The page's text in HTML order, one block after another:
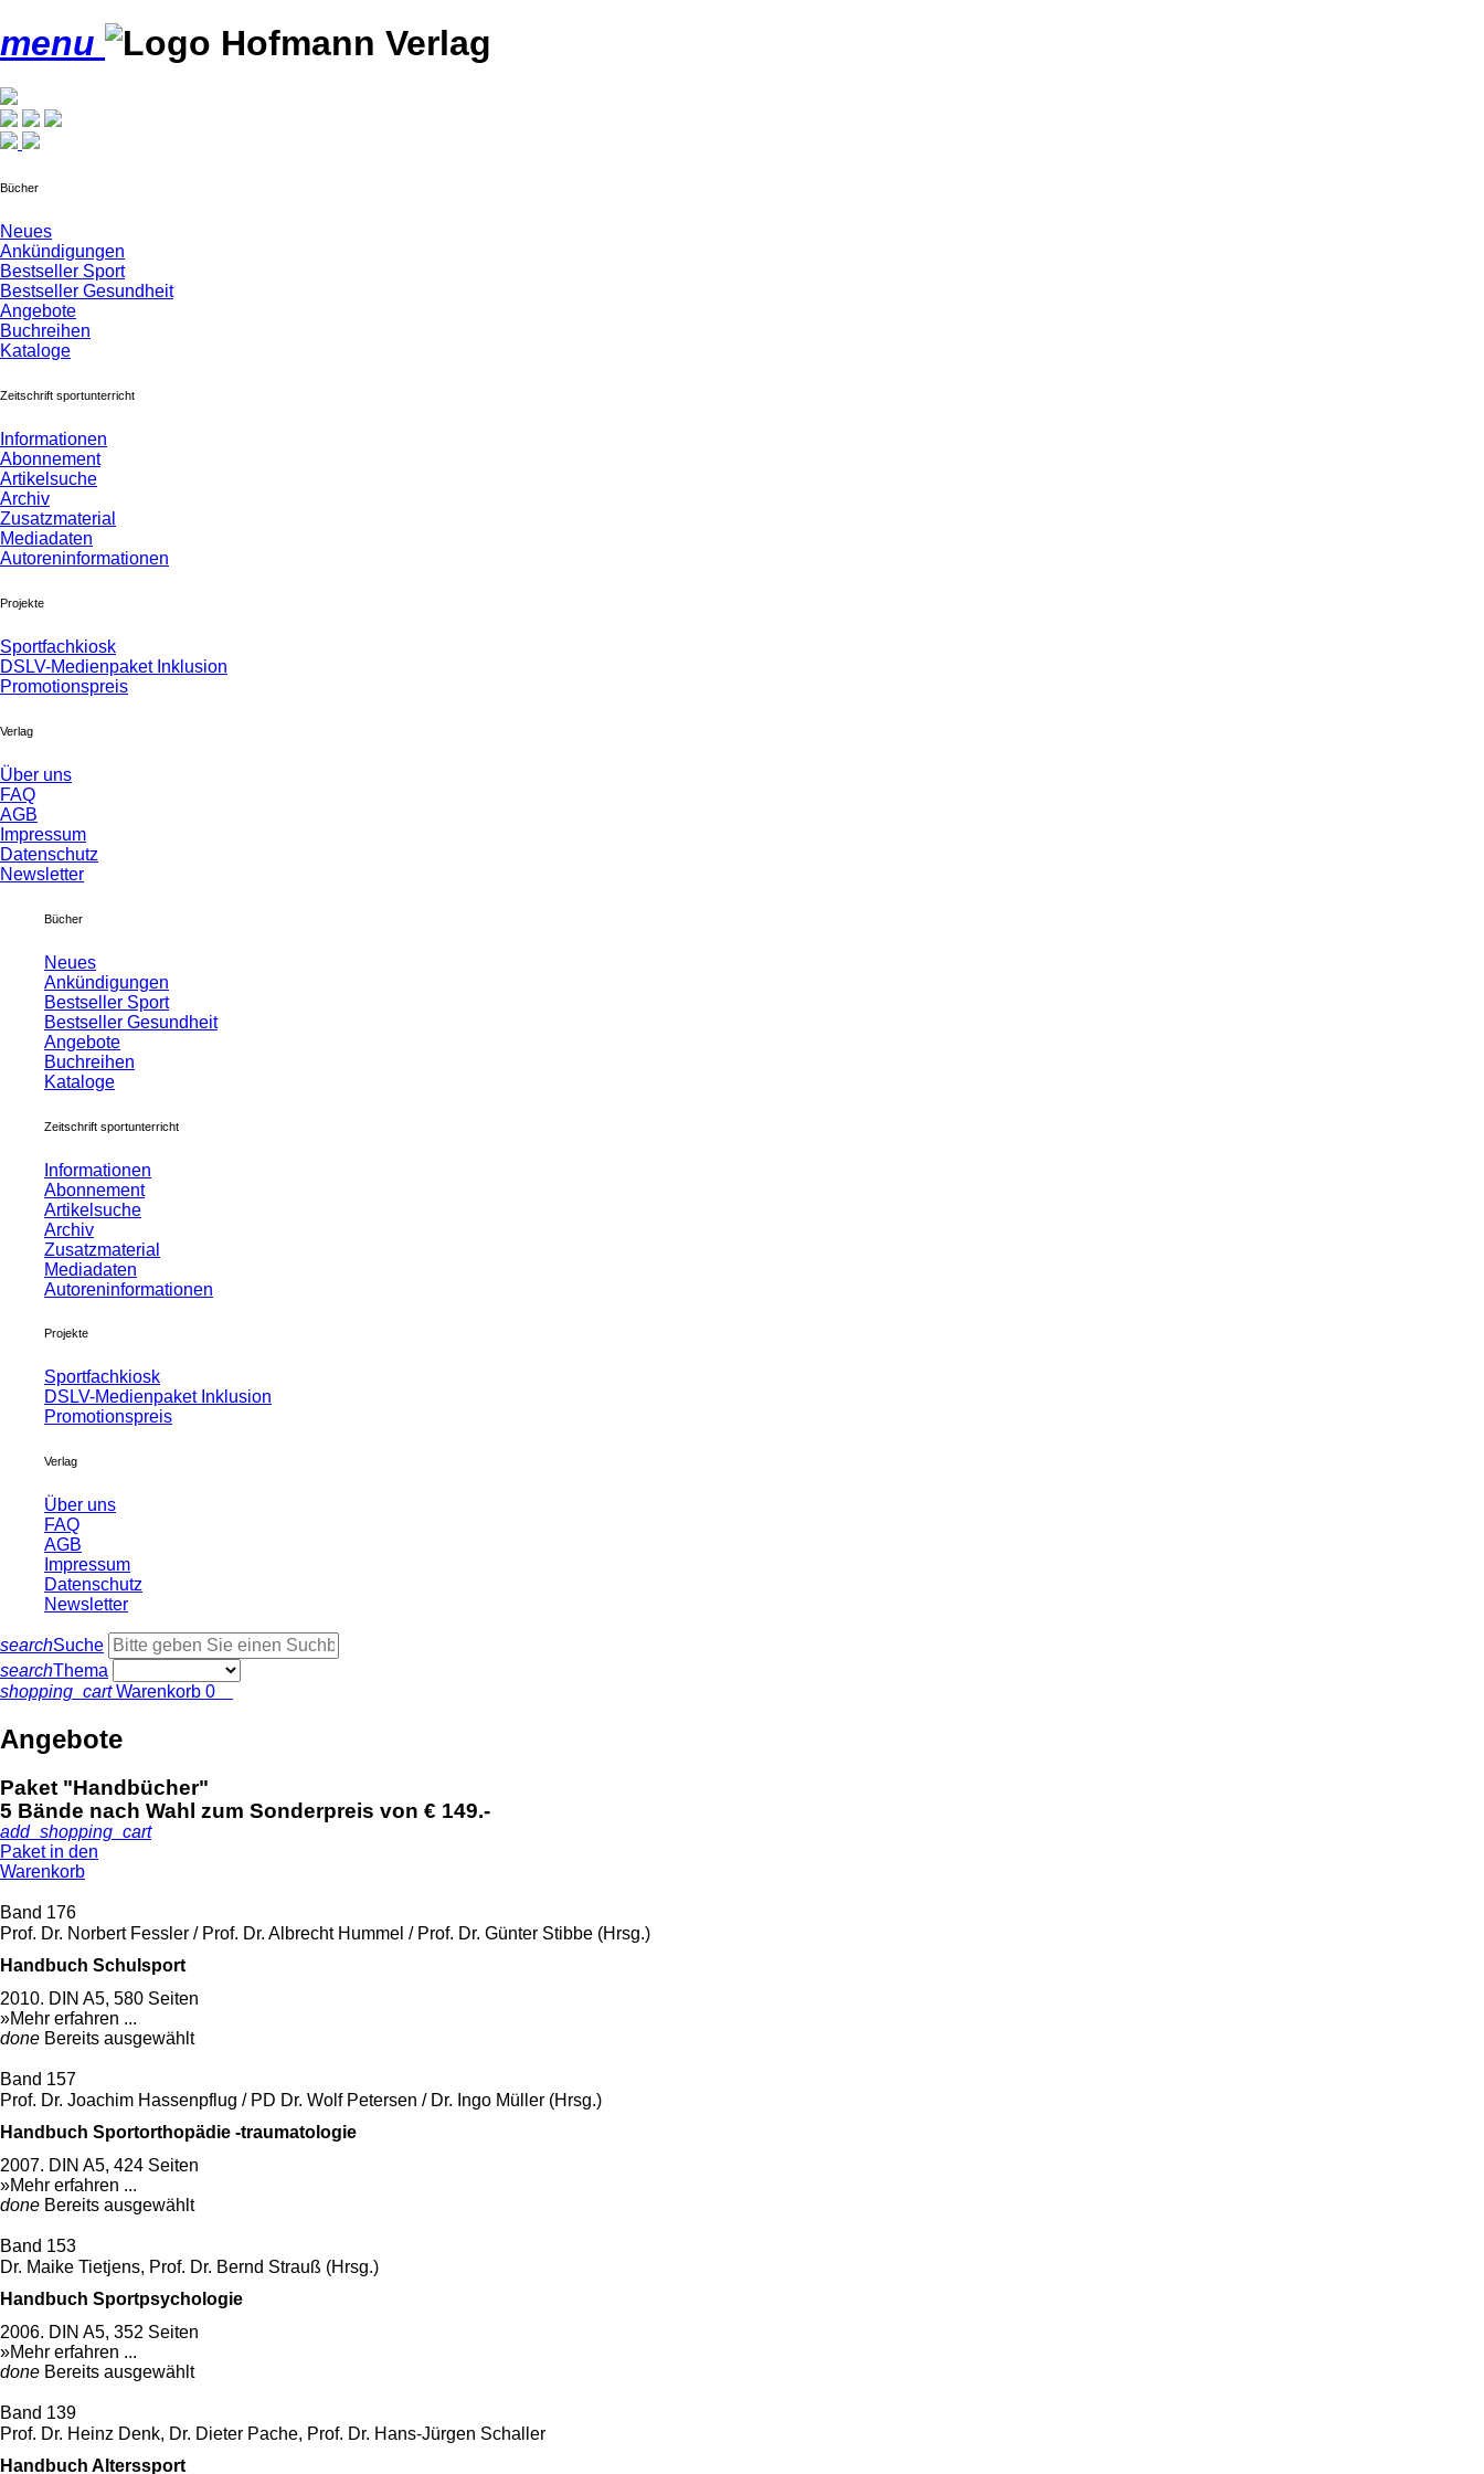
menu
Bücher
Neues
Ankündigungen
Bestseller Sport
Bestseller Gesundheit
Angebote
Buchreihen
Kataloge
Zeitschrift sportunterricht
Informationen
Abonnement
Artikelsuche
Archiv
Zusatzmaterial
Mediadaten
Autoreninformationen
Projekte
Sportfachkiosk
DSLV-Medienpaket Inklusion
Promotionspreis
Verlag
Über uns
FAQ
AGB
Impressum
Datenschutz
Newsletter
Bücher
Neues
Ankündigungen
Bestseller Sport
Bestseller Gesundheit
Angebote
Buchreihen
Kataloge
Zeitschrift sportunterricht
Informationen
Abonnement
Artikelsuche
Archiv
Zusatzmaterial
Mediadaten
Autoreninformationen
Projekte
Sportfachkiosk
DSLV-Medienpaket Inklusion
Promotionspreis
Verlag
Über uns
FAQ
AGB
Impressum
Datenschutz
Newsletter
searchSuche
searchThema
shopping_cartWarenkorb 0
Angebote
Paket "Handbücher"
5 Bände nach Wahl zum Sonderpreis von € 149.-
add_shopping_cart
Paket in den
Warenkorb
Band 176
Prof. Dr. Norbert Fessler / Prof. Dr. Albrecht Hummel / Prof. Dr. Günter Stibbe (Hrsg.)
Handbuch Schulsport
2010. DIN A5, 580 Seiten
»Mehr erfahren ...
done Bereits ausgewählt
Band 157
Prof. Dr. Joachim Hassenpflug / PD Dr. Wolf Petersen / Dr. Ingo Müller (Hrsg.)
Handbuch Sportorthopädie -traumatologie
2007. DIN A5, 424 Seiten
»Mehr erfahren ...
done Bereits ausgewählt
Band 153
Dr. Maike Tietjens, Prof. Dr. Bernd Strauß (Hrsg.)
Handbuch Sportpsychologie
2006. DIN A5, 352 Seiten
»Mehr erfahren ...
done Bereits ausgewählt
Band 139
Prof. Dr. Heinz Denk, Dr. Dieter Pache, Prof. Dr. Hans-Jürgen Schaller
Handbuch Alterssport